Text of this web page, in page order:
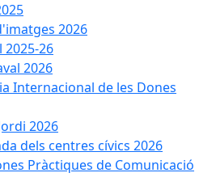
2026
2025-26
2026
Internacional de les Dones
2026
dels centres cívics 2026
Pràctiques de Comunicació